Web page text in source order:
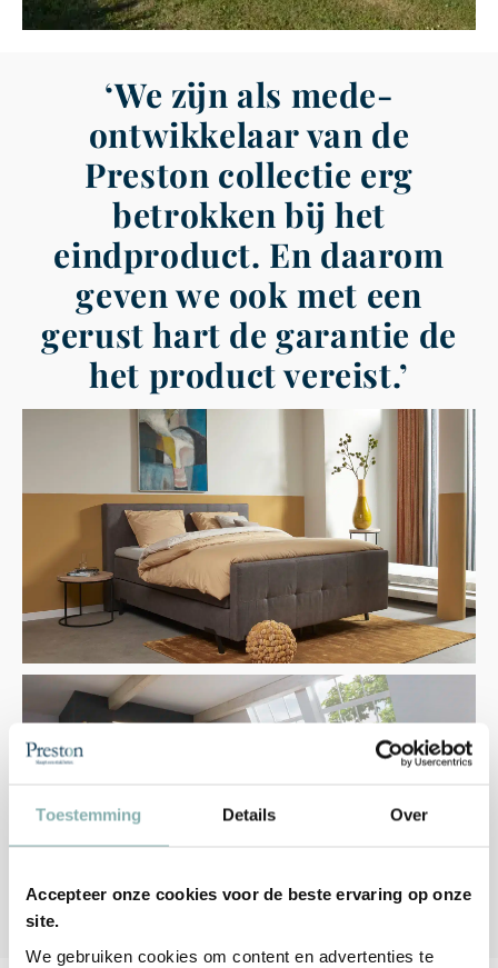
Toestemming Details Over
Accepteer onze cookies voor de beste ervaring op onze
site.
We gebruiken cookies om content en advertenties te
‘We zijn als mede-
ontwikkelaar van de
Preston collectie erg
betrokken bij het
eindproduct. En daarom
geven we ook met een
gerust hart de garantie de
het product vereist.’